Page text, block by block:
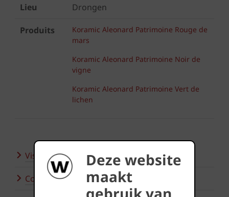
Deze website
maakt
Lieu Drongen
Produits
Koramic Aleonard Patrimoine Rouge de
mars
Koramic Aleonard Patrimoine Noir de
vigne
Koramic Aleonard Patrimoine Vert de
lichen
Visitez nos showrooms
Contactez-nous